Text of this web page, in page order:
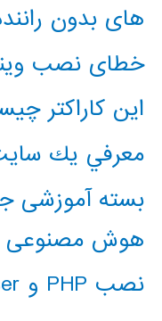
های بدون
خطای نصب
این کاراکتر چیست؟
معرفي يك
بسته آموزشی
هوش مصنوعی
نصب PHP و composer در ویندوز 10